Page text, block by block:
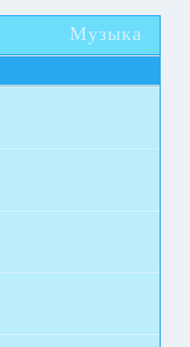
Музыка